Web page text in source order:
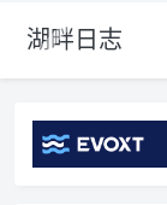
湖畔日志
greenwebpage|香